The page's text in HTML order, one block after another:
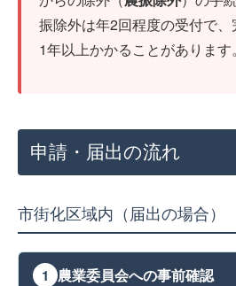
振除外は年2回程度の受付で
1年以上かかることがあります。
申請・届出の流れ
市街化区域内（届出の場合）
1 農業委員会への事前確認